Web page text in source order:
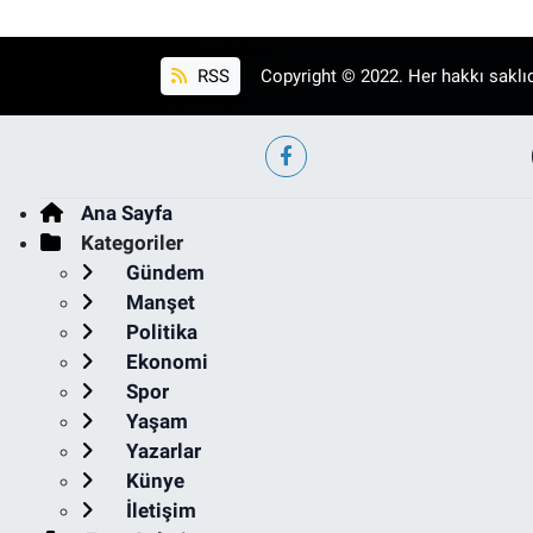
RSS Copyright © 2022. Her hakkı
Ana Sayfa
Kategoriler
Gündem
Manşet
Politika
Ekonomi
Spor
Yaşam
Yazarlar
Künye
İletişim